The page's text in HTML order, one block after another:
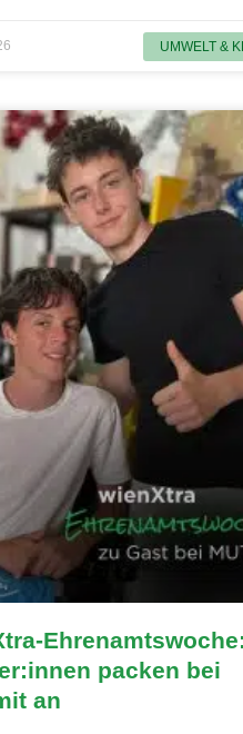
UMWELT &
Ehrenamtswoche:
packen bei
an